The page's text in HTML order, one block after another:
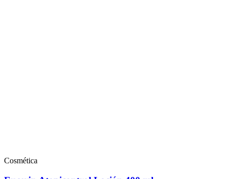
Cosmética